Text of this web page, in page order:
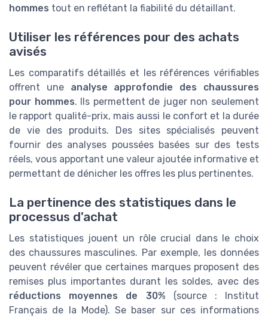
hommes tout en reflétant la fiabilité du détaillant.
Utiliser les références pour des achats
avisés
Les comparatifs détaillés et les références vérifiables
offrent une analyse approfondie des chaussures
pour hommes. Ils permettent de juger non seulement
le rapport qualité-prix, mais aussi le confort et la durée
de vie des produits. Des sites spécialisés peuvent
fournir des analyses poussées basées sur des tests
réels, vous apportant une valeur ajoutée informative et
permettant de dénicher les offres les plus pertinentes.
La pertinence des statistiques dans le
processus d'achat
Les statistiques jouent un rôle crucial dans le choix
des chaussures masculines. Par exemple, les données
peuvent révéler que certaines marques proposent des
remises plus importantes durant les soldes, avec des
réductions moyennes de 30% (source : Institut
Français de la Mode). Se baser sur ces informations